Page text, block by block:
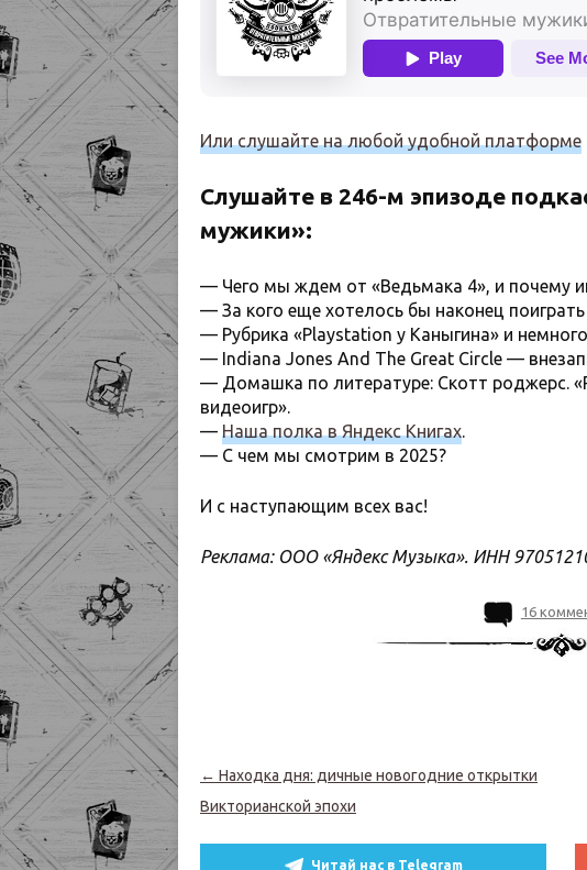
Или слушайте на любой удобной платформе
Слушайте в 246-м эпизоде
мужики»:
— Чего мы ждем от «Ведьмака 4», и почему
— За кого еще хотелось бы наконец
— Рубрика «Playstation у Каныгина» и
— Indiana Jones And The Great Circle —
— Домашка по литературе: Скотт роджерс.
видеоигр».
— Наша полка в Яндекс Книгах.
— С чем мы смотрим в 2025?
И с наступающим всех вас!
Реклама: ООО «Яндекс Музыка». ИНН
16
Навигация по записям
← Находка дня: дичные новогодние открытки
Викторианской эпохи
Читай нас в Telegram